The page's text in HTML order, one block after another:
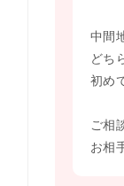
中間
どち
初め
ご相
お相